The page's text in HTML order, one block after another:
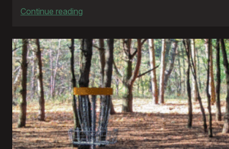
Continue reading
Kolejowy
Szlak